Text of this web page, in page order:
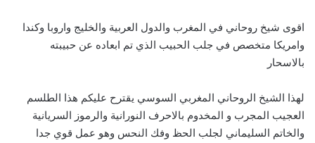
اقوى شيخ روحاني في المغرب والدول العربية والخليج واروبا وكندا
وامريكا متخصص في جلب الحبيب الذي تم ابعاده عن حبيبته
بالاسحار
لهذا الشيخ الروحاني المغربي السوسي يقترح عليكم هذا الطلسم
العجيب المجرب و المخدوم بالاحرف النورانية والرموز السريانية
والخاتم السليماني لجلب الحظ وفك النحس وهو عمل قوي جدا